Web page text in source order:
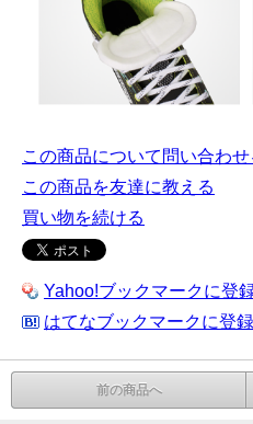
この商品について問い合わせ
この商品を友達に教える
買い物を続ける
Yahoo!ブックマークに登
はてなブックマークに登
前の商品へ